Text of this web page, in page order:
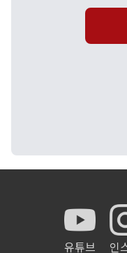
유튜브 인